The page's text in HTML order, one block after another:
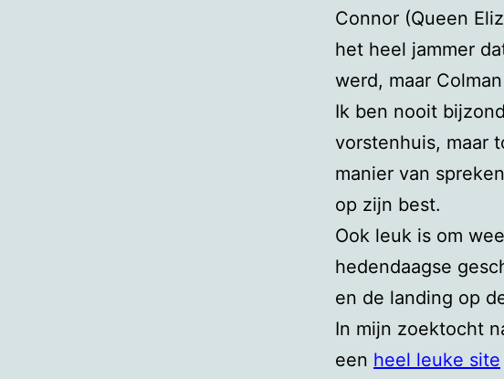
Connor (Queen
het heel jammer
werd, maar
Ik ben nooit
vorstenhuis, maar
manier van
op zijn best.
Ook leuk is om
hedendaagse
en de landing op
In mijn zoektocht
een heel leuke site